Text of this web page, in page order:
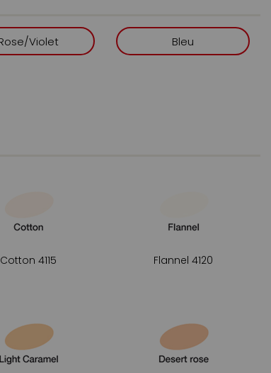
pointe fine, utile pour saisir
pour une ouverture et une
bonne fermeture des capuchons, point
papier Layout pour marqueurs ou
Une pointe pinceau existe
selon vos habitudes de tracé.
Violet Bleu
Cotton 4115 Flannel 4120